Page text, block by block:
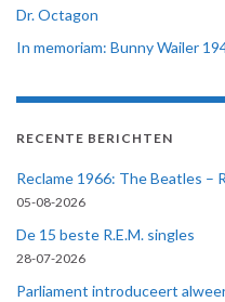
Dr. Octagon
In memoriam: Bunny Wailer
RECENTE BERICHTEN
Reclame 1966: The Beatles –
05-08-2026
De 15 beste R.E.M. singles
28-07-2026
Parliament introduceert